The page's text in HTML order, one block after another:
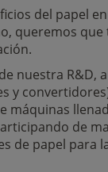
del papel
queremos que
nuestra R&D,
y
máquinas
de
de papel para